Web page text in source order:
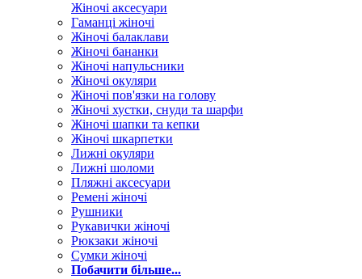
Жіночі аксесуари
Гаманці жіночі
Жіночі балаклави
Жіночі бананки
Жіночі напульсники
Жіночі окуляри
Жіночі пов'язки на голову
Жіночі хустки, снуди та шарфи
Жіночі шапки та кепки
Жіночі шкарпетки
Лижні окуляри
Лижні шоломи
Пляжні аксесуари
Ремені жіночі
Рушники
Рукавички жіночі
Рюкзаки жіночі
Сумки жіночі
Побачити більше...